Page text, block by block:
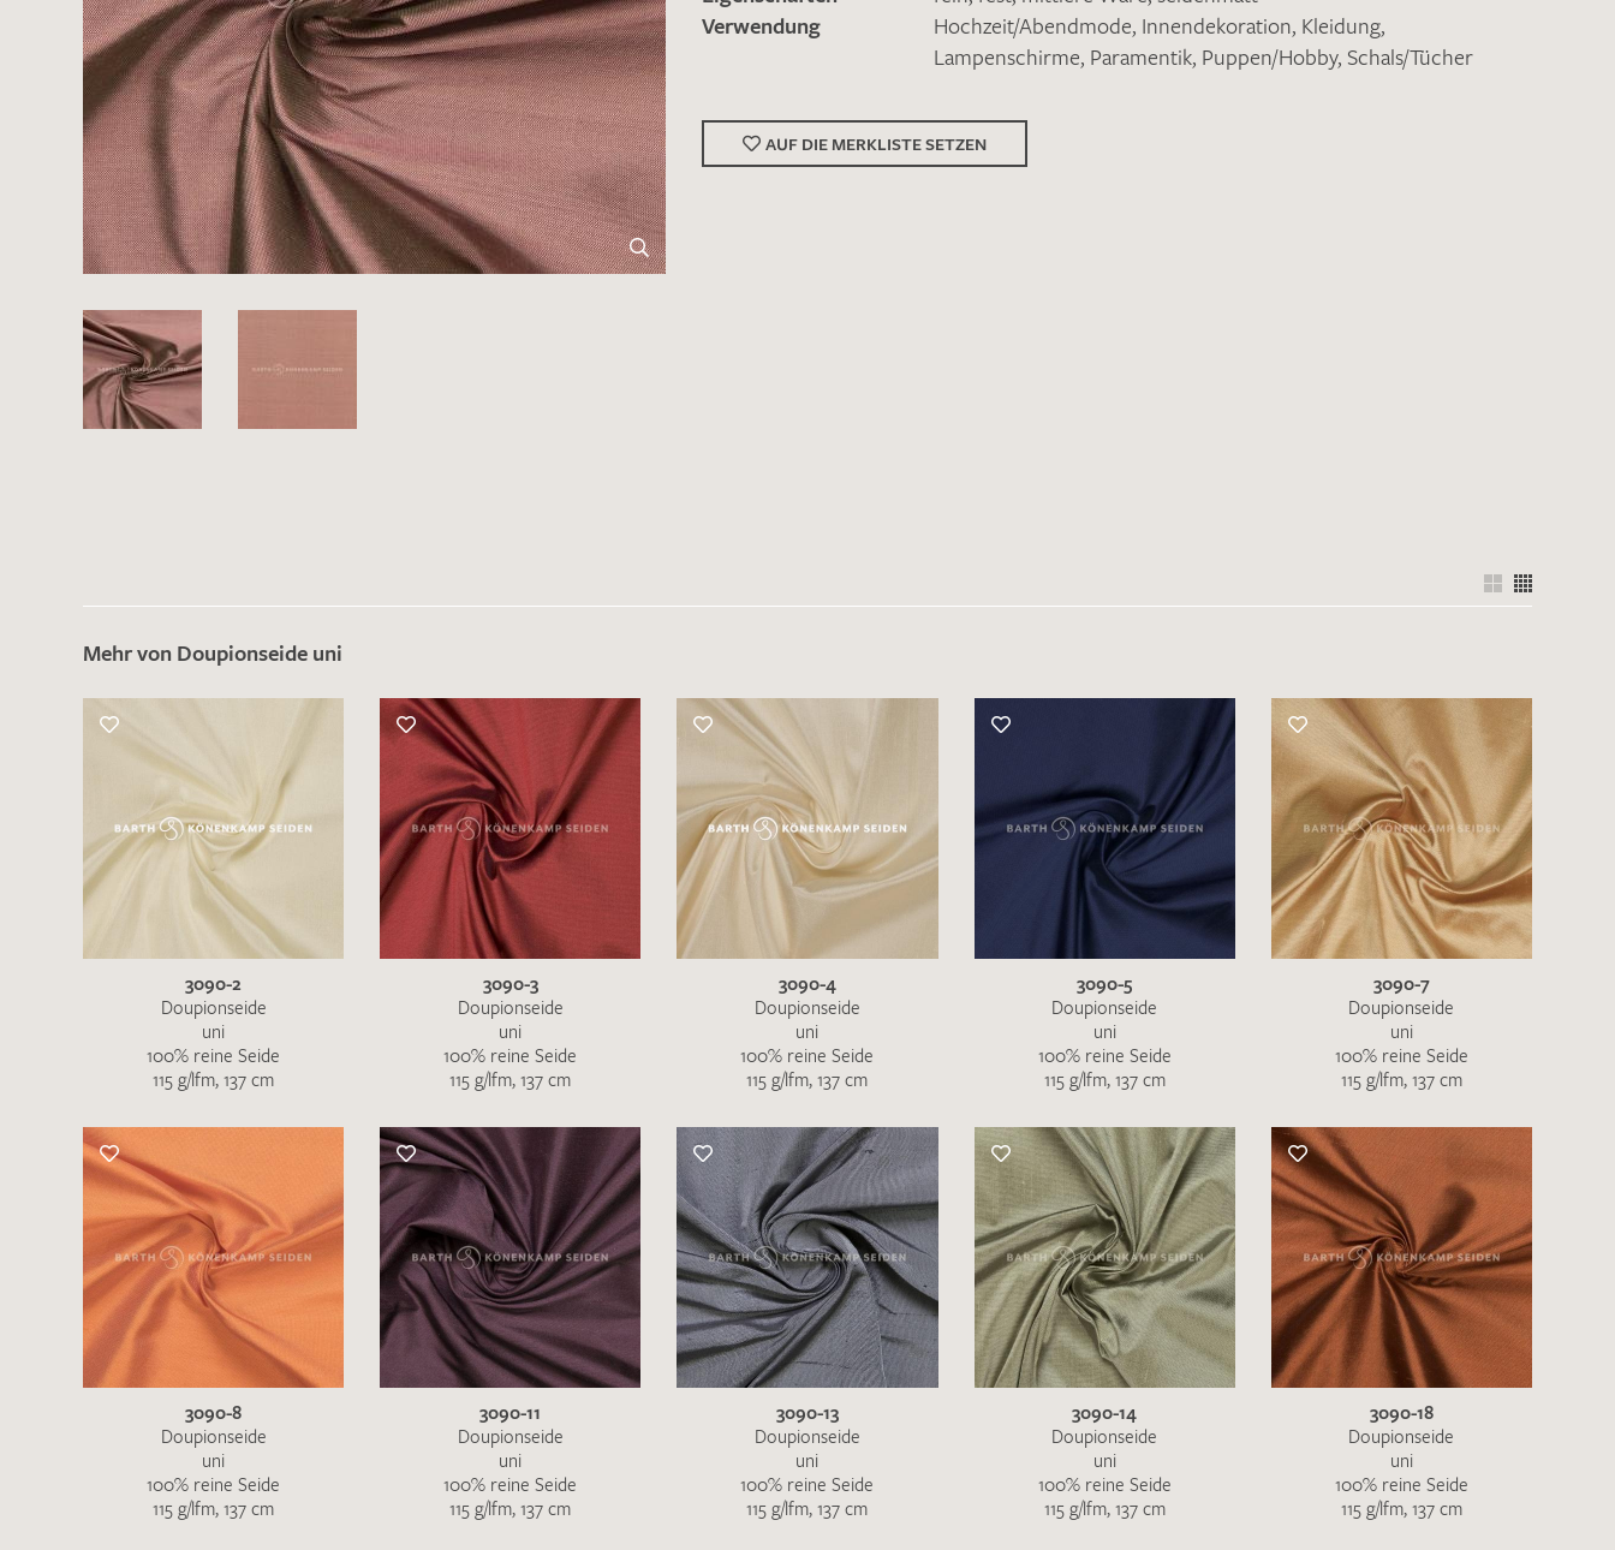
Merkliste / Musteranfrage
Es sind bisher keine Produkte auf Ihrer
Merkliste.
Sollten Sie dennoch eine individuelle
Musteranfrage stellen wollen, vermerken
Sie diese bitte im Feld "Anmerkungen".
IHRE KONTAKTDATEN
Leider ist das Kontaktformular zum aktuellen Zeitpunkt nicht funktionstüchtig. Bitte
schreiben Sie eine E-Mail mit ihren Kontaktdaten direkt aninfo@barth-seiden.de.
Wir arbeiten schnellstmöglich an einer Lösung – Danke!
Verwendung
Hochzeit/Abendmode, Innendekoration, Kleidung,
Lampenschirme, Paramentik, Puppen/Hobby, Schals/Tücher
AUF DIE MERKLISTE SETZEN
Mehr von Doupionseide uni
3090-2
Doupionseide
uni
100% reine Seide
115 g/lfm, 137 cm
3090-3
Doupionseide
uni
100% reine Seide
115 g/lfm, 137 cm
3090-4
Doupionseide
uni
100% reine Seide
115 g/lfm, 137 cm
3090-5
Doupionseide
uni
100% reine Seide
115 g/lfm, 137 cm
3090-7
Doupionseide
uni
100% reine Seide
115 g/lfm, 137 cm
3090-8
Doupionseide
uni
100% reine Seide
115 g/lfm, 137 cm
3090-11
Doupionseide
uni
100% reine Seide
115 g/lfm, 137 cm
3090-13
Doupionseide
uni
100% reine Seide
115 g/lfm, 137 cm
3090-14
Doupionseide
uni
100% reine Seide
115 g/lfm, 137 cm
3090-18
Doupionseide
uni
100% reine Seide
115 g/lfm, 137 cm